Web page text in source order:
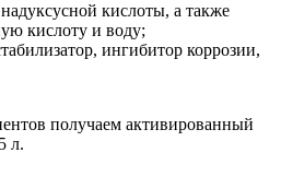
кислоты, а также
кислоту и воду;
ингибитор коррозии,
получаем активированный
л.